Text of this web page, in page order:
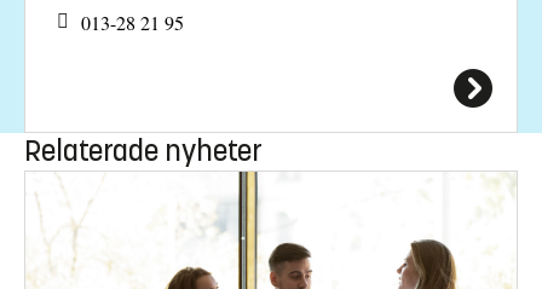
013-28 21 95
Relaterade nyheter